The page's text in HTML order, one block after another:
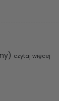
czytaj więcej